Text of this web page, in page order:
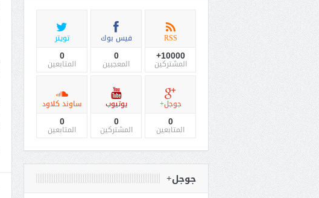
RSS
10000+
المشتركين
فيس بوك
0
المعجبين
تويتر
0
المتابعين
جوجل+
0
المتابعين
يوتيوب
0
المشتركين
ساوند كلاود
0
المتابعين
جوجل+